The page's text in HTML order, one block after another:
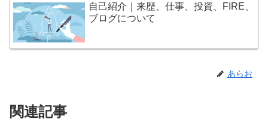
自己紹介｜来歴、仕事、投資、FIRE、
ブログについて
あらお
関連記事